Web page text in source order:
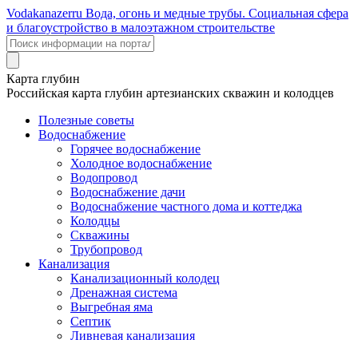
Vodakanazerru Вода, огонь и медные трубы. Социальная сфера
и благоустройство в малоэтажном строительстве
Карта глубин
Российская карта глубин артезианских скважин и колодцев
Полезные советы
Водоснабжение
Горячее водоснабжение
Холодное водоснабжение
Водопровод
Водоснабжение дачи
Водоснабжение частного дома и коттеджа
Колодцы
Скважины
Трубопровод
Канализация
Канализационный колодец
Дренажная система
Выгребная яма
Септик
Ливневая канализация